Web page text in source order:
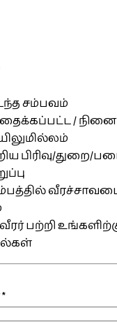
சம்பவம்
/
பிரிவு/துறை/
பற்றி
*